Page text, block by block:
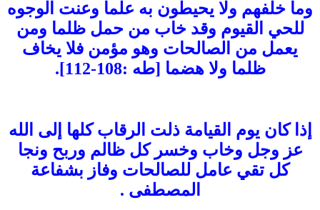
وما خلفهم ولا يحيطون به علما وعنت الوجوه
للحي القيوم وقد خاب من حمل ظلما ومن
يعمل من الصالحات وهو مؤمن فلا يخاف
ظلما ولا هضما [طه :108-112].
إذا كان يوم القيامة ذلت الرقاب كلها إلى الله
عز وجل وخاب وخسر كل ظالم وربح ونجا
كل تقي عامل للصالحات وفاز بشفاعة
المصطفى .